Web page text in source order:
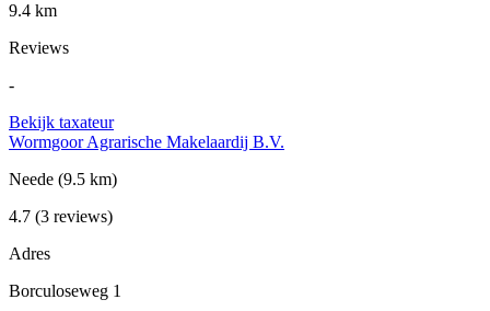
9.4 km
Reviews
-
Bekijk taxateur
Wormgoor Agrarische Makelaardij B.V.
Neede (9.5 km)
4.7 (3 reviews)
Adres
Borculoseweg 1